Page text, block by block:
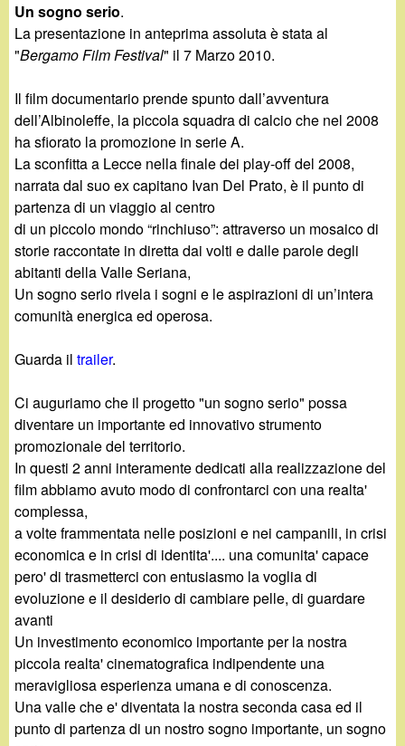
d
n
o
.
i
t
c
Un sogno serio.
La presentazione in anteprima assoluta è stata al
"Bergamo Film Festival" il 7 Marzo 2010.
Il film documentario prende spunto dall’avventura
dell’Albinoleffe, la piccola squadra di calcio che nel 2008
ha sfiorato la promozione in serie A.
La sconfitta a Lecce nella finale dei play-off del 2008,
narrata dal suo ex capitano Ivan Del Prato, è il punto di
partenza di un viaggio al centro
di un piccolo mondo “rinchiuso”: attraverso un mosaico di
storie raccontate in diretta dai volti e dalle parole degli
abitanti della Valle Seriana,
Un sogno serio rivela i sogni e le aspirazioni di un’intera
comunità energica ed operosa.
Guarda iltrailer.
Ci auguriamo che il progetto "un sogno serio" possa
diventare un importante ed innovativo strumento
promozionale del territorio.
In questi 2 anni interamente dedicati alla realizzazione del
film abbiamo avuto modo di confrontarci con una realta'
complessa,
a volte frammentata nelle posizioni e nei campanili, in crisi
economica e in crisi di identita'.... una comunita' capace
pero' di trasmetterci con entusiasmo la voglia di
evoluzione e il desiderio di cambiare pelle, di guardare
avanti
Un investimento economico importante per la nostra
piccola realta' cinematografica indipendente una
meravigliosa esperienza umana e di conoscenza.
Una valle che e' diventata la nostra seconda casa ed il
punto di partenza di un nostro sogno importante, un sogno